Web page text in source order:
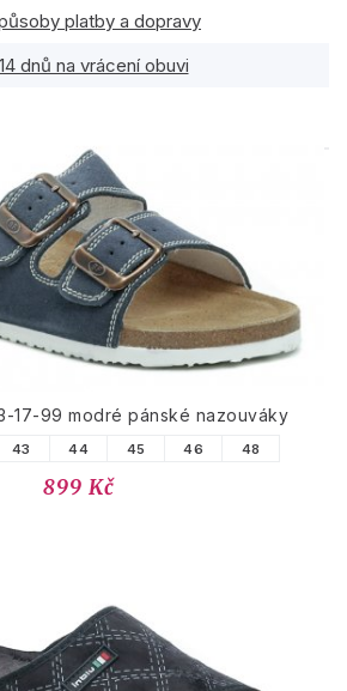
platby a dopravy
14 dnů na vrácení obuvi
PRODUKTY
17-99 modré pánské nazouváky
43 44 45 46 48
899 Kč